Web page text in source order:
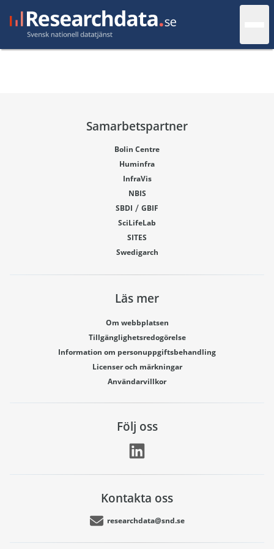
Samarbetspartner
Bolin Centre
Huminfra
InfraVis
NBIS
SBDI / GBIF
SciLifeLab
SITES
Swedigarch
Läs mer
Om webbplatsen
Tillgänglighetsredogörelse
Information om personuppgiftsbehandling
Licenser och märkningar
Användarvillkor
Följ oss
Kontakta oss
researchdata@snd.se